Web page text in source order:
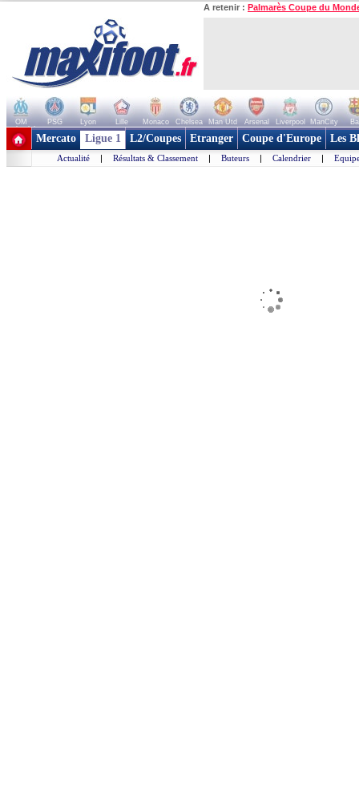
A retenir : Palmarès Coupe du
OM PSG Lyon Lille Monaco Chelsea Man Utd Arsenal Liverpool ManCity
+ de clubs
Mercato Ligue 1 L2/Coupes Etranger Coupe d'Europe Les
Actualité | Résultats & Classement | Buteurs | Calendrier |